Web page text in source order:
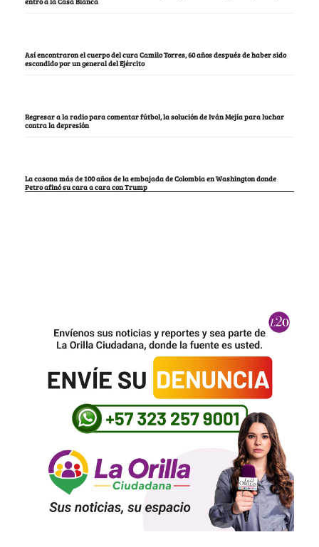
Así encontraron el cuerpo del cura Camilo Torres, 60 años después de haber sido
escondido por un general del Ejército
Regresar a la radio para comentar fútbol, la solución de Iván Mejía para luchar
contra la depresión
La casona más de 100 años de la embajada de Colombia en Washington donde
Petro afinó su cara a cara con Trump